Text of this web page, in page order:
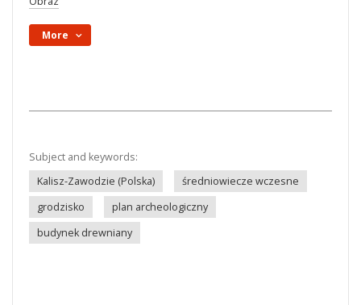
More
Subject and keywords:
Kalisz-Zawodzie (Polska)
średniowiecze wczesne
grodzisko
plan archeologiczny
budynek drewniany